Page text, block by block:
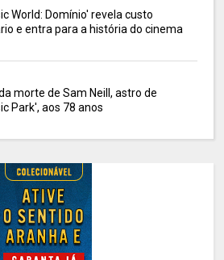
World: Domínio' revela custo
e entra para a história do cinema
morte de Sam Neill, astro de
Park', aos 78 anos